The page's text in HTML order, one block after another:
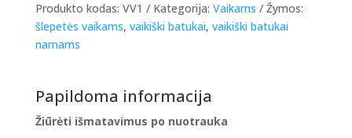
Produkto kodas: VV1 Kategorija: Vaikams
Žymos:
šlepetės vaikams, vaikiški batukai, vaikiški batukai
namams
Papildoma informacija
Žiūrėti išmatavimus po nuotrauka